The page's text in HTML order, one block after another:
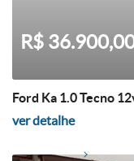
R$
Ford Ka 1.0 Tecno
ver detalhe